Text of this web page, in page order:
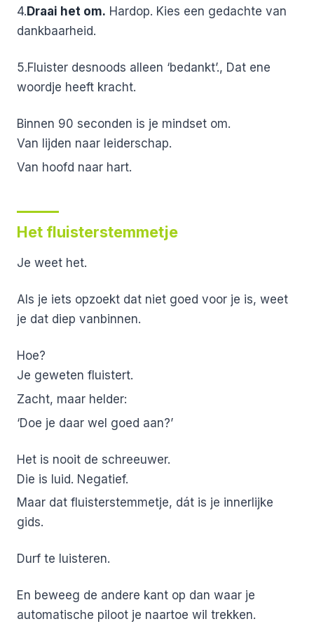
4. Draai het om. Hardop. Kies een gedachte van
dankbaarheid.
5.Fluister desnoods alleen ‘bedankt’., Dat ene
woordje heeft kracht.
Binnen 90 seconden is je mindset om.
Van lijden naar leiderschap.
Van hoofd naar hart.
Het fluisterstemmetje
Je weet het.
Als je iets opzoekt dat niet goed voor je is, weet
je dat diep vanbinnen.
Hoe?
Je geweten fluistert.
Zacht, maar helder:
‘Doe je daar wel goed aan?’
Het is nooit de schreeuwer.
Die is luid. Negatief.
Maar dat fluisterstemmetje, dát is je innerlijke
gids.
Durf te luisteren.
En beweeg de andere kant op dan waar je
automatische piloot je naartoe wil trekken.